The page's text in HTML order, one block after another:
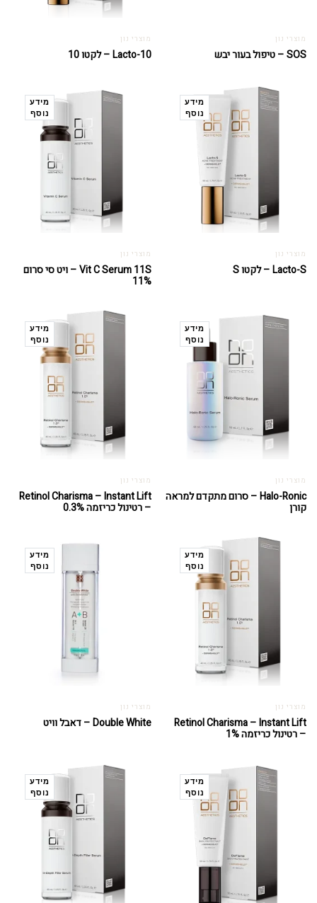
מוצרי נון
SOS – טיפול בעור יבש
מוצרי נון
Lacto-10 – לקטו 10
מידע
נוסף
מוצרי נון
Lacto-S – לקטו S
מידע
נוסף
מוצרי נון
Vit C Serum 11S – ויט סי סרום
11%
מידע
נוסף
מוצרי נון
Halo-Ronic – סרום מתקדם למראה
קורן
מידע
נוסף
מוצרי נון
Retinol Charisma – Instant Lift
– רטינול כריזמה 0.3%
מידע
נוסף
מוצרי נון
Retinol Charisma – Instant Lift
– רטינול כריזמה 1%
מידע
נוסף
מוצרי נון
Double White – דאבל וויט
מידע
נוסף
מידע
נוסף